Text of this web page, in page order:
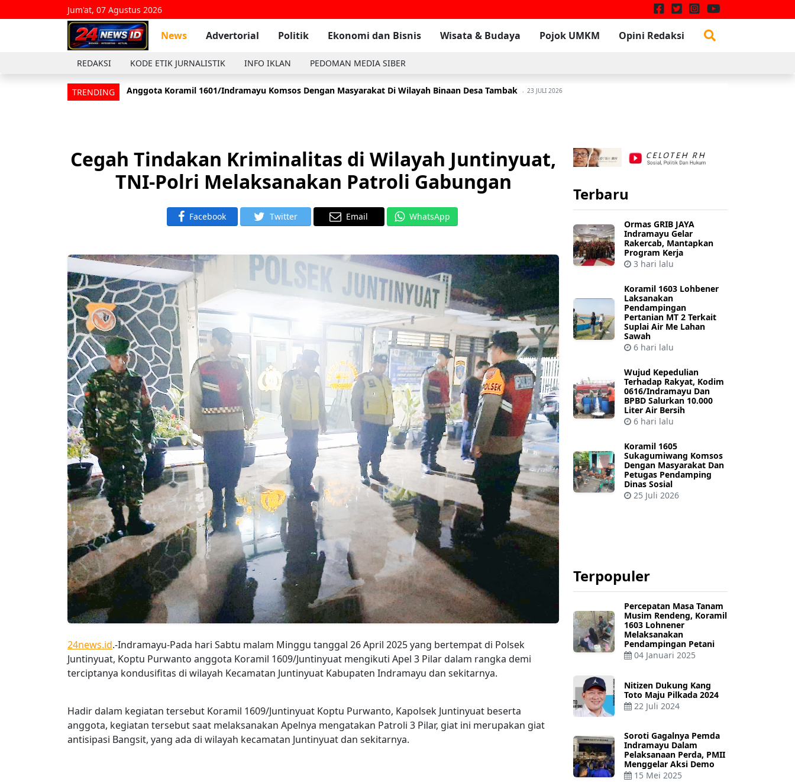
Jum'at, 07 Agustus 2026
News Advertorial Politik Ekonomi dan Bisnis Wisata & Budaya Pojok UMKM Opini Redaksi
REDAKSI KODE ETIK JURNALISTIK INFO IKLAN PEDOMAN MEDIA SIBER
TRENDING Anggota Koramil 1601/Indramayu Komsos Dengan Masyarakat Di Wilayah Binaan Desa Tambak 23 JULI 2026
Cegah Tindakan Kriminalitas di Wilayah Juntinyuat,
TNI-Polri Melaksanakan Patroli Gabungan
Facebook Twitter Email WhatsApp
24news.id.-Indramayu-Pada hari Sabtu malam Minggu tanggal 26 April 2025 yang bertempat di Polsek
Juntinyuat, Koptu Purwanto anggota Koramil 1609/Juntinyuat mengikuti Apel 3 Pilar dalam rangka demi
terciptanya kondusifitas di wilayah Kecamatan Juntinyuat Kabupaten Indramayu dan sekitarnya.
Hadir dalam kegiatan tersebut Koramil 1609/Juntinyuat Koptu Purwanto, Kapolsek Juntinyuat beserta
anggota, kegiatan tersebut saat melaksanakan Apelnya mengatakan Patroli 3 Pilar, giat ini merupakan giat
antisipasi Bangsit, yang ada di wilayah kecamatan Juntinyuat dan sekitarnya.
Terbaru
Ormas GRIB JAYA
Indramayu Gelar
Rakercab, Mantapkan
Program Kerja
3 hari lalu
Koramil 1603 Lohbener
Laksanakan
Pendampingan
Pertanian MT 2 Terkait
Suplai Air Me Lahan
Sawah
6 hari lalu
Wujud Kepedulian
Terhadap Rakyat, Kodim
0616/Indramayu Dan
BPBD Salurkan 10.000
Liter Air Bersih
6 hari lalu
Koramil 1605
Sukagumiwang Komsos
Dengan Masyarakat Dan
Petugas Pendamping
Dinas Sosial
25 Juli 2026
Terpopuler
Percepatan Masa Tanam
Musim Rendeng, Koramil
1603 Lohnener
Melaksanakan
Pendampingan Petani
04 Januari 2025
Nitizen Dukung Kang
Toto Maju Pilkada 2024
22 Juli 2024
Soroti Gagalnya Pemda
Indramayu Dalam
Pelaksanaan Perda, PMII
Menggelar Aksi Demo
15 Mei 2025